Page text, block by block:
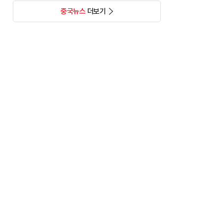
중국뉴스더보기